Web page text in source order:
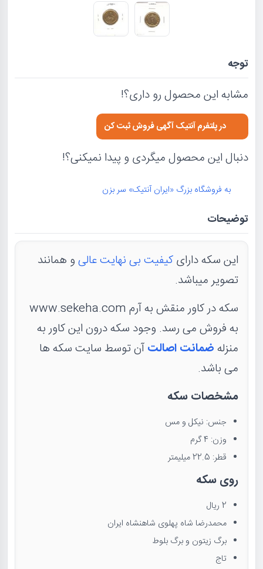
توجه
مشابه این محصول رو داری؟!
در پلتفرم آنتیک آگهی فروش ثبت کن
دنبال این محصول میگردی و پیدا نمیکنی؟!
به فروشگاه بزرگ «ایران آنتیک» سر بزن
توضیحات
این سکه دارایکیفیت بی نهایت عالیو همانند
تصویر میباشد.
سکه در کاور منقش به آرم www.sekeha.com
به فروش می رسد. وجود سکه درون این کاور به
منزلهضمانت اصالتآن توسط سایت سکه ها
می باشد.
مشخصات سکه
جنس: نیکل و مس
وزن: 4 گرم
قطر: 22.5 میلیمتر
روی سکه
2 ریال
محمدرضا شاه پهلوی شاهنشاه ایران
برگ زیتون و برگ بلوط
تاج